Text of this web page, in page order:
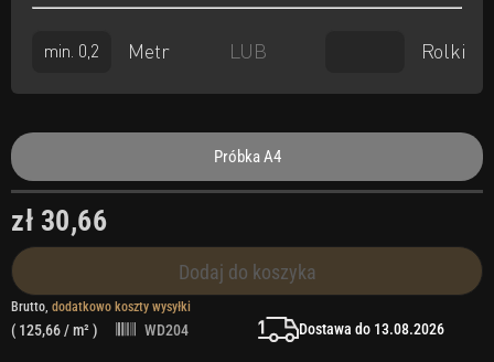
Metr LUB Rolki
Próbka A4
zł 30,66
Dodaj do koszyka
Brutto, dodatkowo koszty wysyłki
( 125,66/ m² ) WD204 Dostawa do 13.08.2026